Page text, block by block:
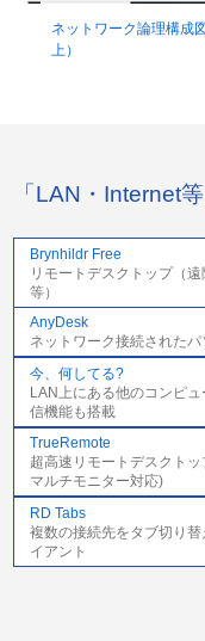
ネットワーク論理構成
上）
「LAN・Internet
Brynhildr Free
リモートデスクトップ（
等）
AnyDesk
ネットワーク接続された
今、何してる?
LAN上にある他のコンピ
信機能も搭載
TrueRemote
超高速リモートデスクト
マルチモニター対応)
RD Tabs
複数の接続先をタブ切り
イアント